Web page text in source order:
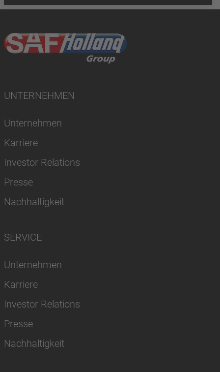
UNTERNEHMEN
Unternehmen
Karriere
Investor Relations
Presse
Nachhaltigkeit
SERVICE
Unternehmen
Karriere
Investor Relations
Presse
Nachhaltigkeit